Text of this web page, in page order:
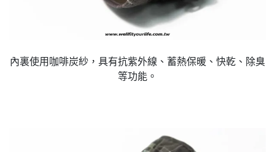
內裏使用咖啡炭紗，具有抗紫外線、蓄熱保暖、快乾、除臭
等功能。